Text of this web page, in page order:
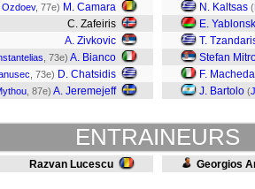
Ozdoev, 77e) M. Camara
C. Zafeiris
A. Zivkovic
, 73e) A. Bianco
, 73e) D. Chatsidis
, 87e) A. Jeremejeff
N. Kaltsas (
E.
T.
Stefan
F. Macheda
J. Bartolo (
ENTRAINEURS
Razvan Lucescu Georgios